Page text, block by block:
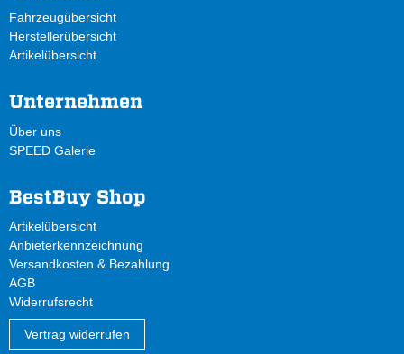
Fahrzeugübersicht
Herstellerübersicht
Artikelübersicht
Unternehmen
Über uns
SPEED Galerie
BestBuy Shop
Artikelübersicht
Anbieterkennzeichnung
Versandkosten & Bezahlung
AGB
Widerrufsrecht
Vertrag widerrufen